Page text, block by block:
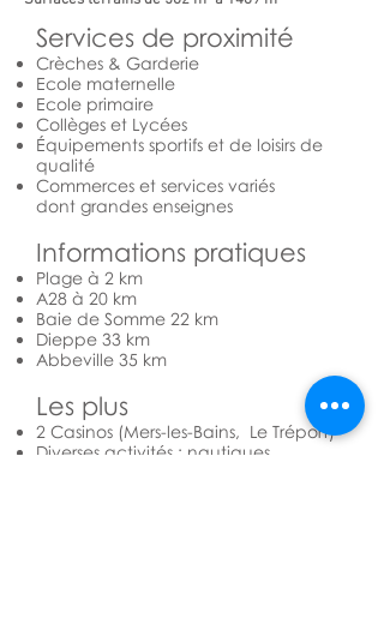
Services de proximité
Crèches & Garderie
Ecole maternelle
Ecole primaire
Collèges et Lycées
Équipements sportifs et de loisirs de
qualité
Commerces et services variés
dont grandes enseignes
Informations pratiques
Plage à 2 km
A28 à 20 km
Baie de Somme 22 km
Dieppe 33 km
Abbeville 35 km
Les plus
2 Casinos (Mers-les-Bains, Le Tréport)
Diverses activités : nautiques,